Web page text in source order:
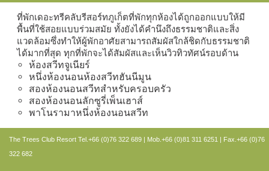
ที่พักเดอะทรีคลับรีสอร์ทภูเก็ตที่พักทุกห้องได้ถูกออกแบบให้มี
พื้นที่ใช้สอยแบบร่วมสมัย ทั้งยังได้คำนึงถึงธรรมชาติและสิ่ง
แวดล้อมซึ่งทำให้ผู้พักอาศัยสามารถสัมผัสใกล้ชิดกับธรรมชาติ
ได้มากที่สุด ทุกที่พักจะได้สัมผัสและเห็นวิวทิวทัศน์รอบด้าน
ห้องสวีทจูเนียร์
หนึ่งห้องนอนห้องสวีทฮันนีมูน
สองห้องนอนสวีทสำหรับครอบครัว
สองห้องนอนลักซูรี่เพ็นเฮาส์
พาโนรามาหนึ่งห้องนอนสวีท
The Trees Club Resort Tel.+66 (0)76 322 689 | Mob.+66 (0)81 311 6251 | Fax.+66 (0)76
322 682